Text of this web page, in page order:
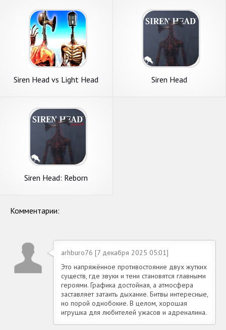
Siren Head vs Light Head
Siren Head
Siren Head: Reborn
Комментарии:
arhburo76 [7 декабря 2025 05:01]
Это напряжённое противостояние двух жутких
существ, где звуки и тени становятся главными
героями. Графика достойная, а атмосфера
заставляет затаить дыхание. Битвы интересные,
но порой однобокие. В целом, хорошая
игрушка для любителей ужасов и адреналина.